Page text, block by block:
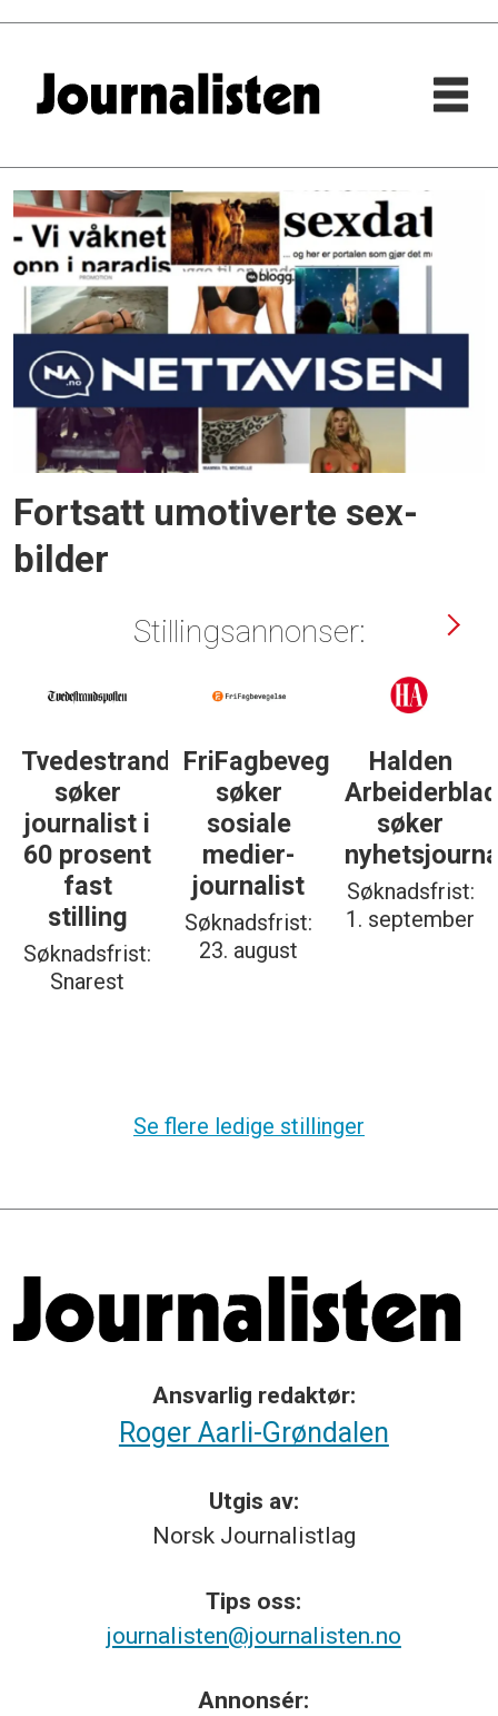
Tag:
sex-
bilder
Fortsatt umotiverte sex-
bilder
Stillingsannonser:
Tvedestrandsposten
søker
journalist i
60 prosent
fast
stilling
Søknadsfrist:
Snarest
FriFagbevegelse
søker
sosiale
medier-
journalist
Søknadsfrist:
23. august
Halden
Arbeiderblad
søker
Søknadsfrist:
1. september
Se flere ledige stillinger
Ansvarlig redaktør:
Roger Aarli-Grøndalen
Utgis av:
Norsk Journalistlag
Tips oss:
journalisten@journalisten.no
Annonsér: